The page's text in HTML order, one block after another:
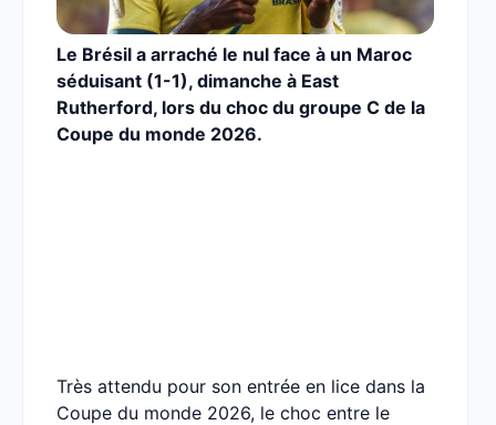
Le Brésil a arraché le nul face à un Maroc
séduisant (1-1), dimanche à East
Rutherford, lors du choc du groupe C de la
Coupe du monde 2026.
Très attendu pour son entrée en lice dans la
Coupe du monde 2026, le choc entre le